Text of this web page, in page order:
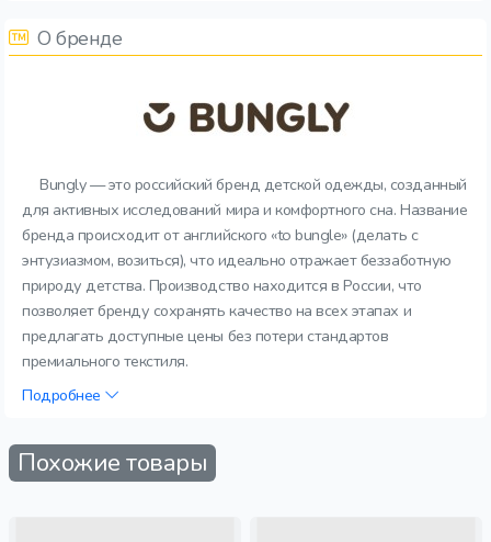
О бренде
Bungly — это российский бренд детской одежды, созданный
для активных исследований мира и комфортного сна. Название
бренда происходит от английского «to bungle» (делать с
энтузиазмом, возиться), что идеально отражает беззаботную
природу детства. Производство находится в России, что
позволяет бренду сохранять качество на всех этапах и
предлагать доступные цены без потери стандартов
премиального текстиля.
Подробнее
Похожие товары